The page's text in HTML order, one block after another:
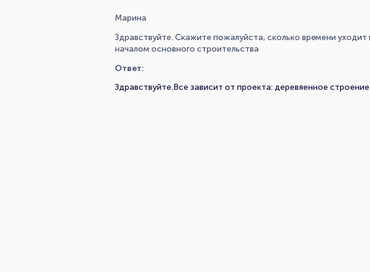
Марина
Здравствуйте. Скажите пожалуйста, сколько времени
началом основного строительства
Ответ:
Здравствуйте.Все зависит от проекта: деревяенное